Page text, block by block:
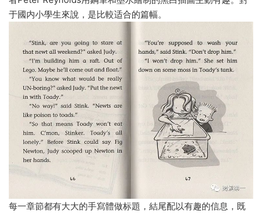
于國内小學生來說，是比較适合的篇幅。
每一章節都有大大的手寫體做标題，結尾配以有趣的信息，既